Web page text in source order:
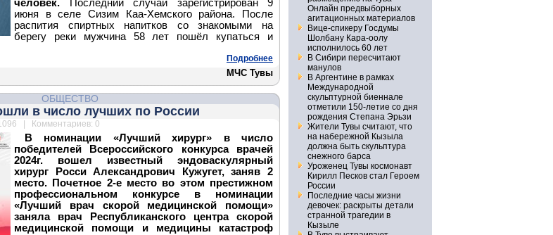
человек. Последний случай зарегистрирован 9
июня в селе Сизим Каа-Хемского района. После
распития спиртных напитков со знакомыми на
берегу реки мужчина 58 лет пошёл купаться и
Подробнее
МЧС Тувы
ОБЩЕСТВО
в число лучших по России
| Комментариев: 0
В номинации «Лучший хирург» в число
победителей Всероссийского конкурса врачей
2024г. вошел известный эндоваскулярный
хирург Росси Александрович Кужугет, заняв 2
место. Почетное 2-е место во этом престижном
профессиональном конкурсе в номинации
«Лучший врач скорой медицинской помощи»
заняла врач Республиканского центра скорой
медицинской помощи и медицины катастроф
Онлайн предвыборных
агитационных материалов
Вице-спикеру Госдумы
Шолбану Кара-оолу
исполнилось 60 лет
В Сибири пересчитают
манулов
В Аргентине в рамках
Международной
скульптурной биеннале
отметили 150-летие со дня
рождения Степана Эрьзи
Жители Тувы считают, что
на набережной Кызыла
должна быть скульптура
снежного барса
Уроженец Тувы космонавт
Кирилл Песков стал Героем
России
Последние часы жизни
девочек: раскрыты детали
странной трагедии в
Кызыле